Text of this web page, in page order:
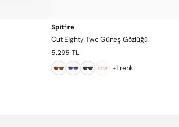
Spitfire
Cut Eighty Two Güneş Gözlüğü
5.295 TL
+1 renk